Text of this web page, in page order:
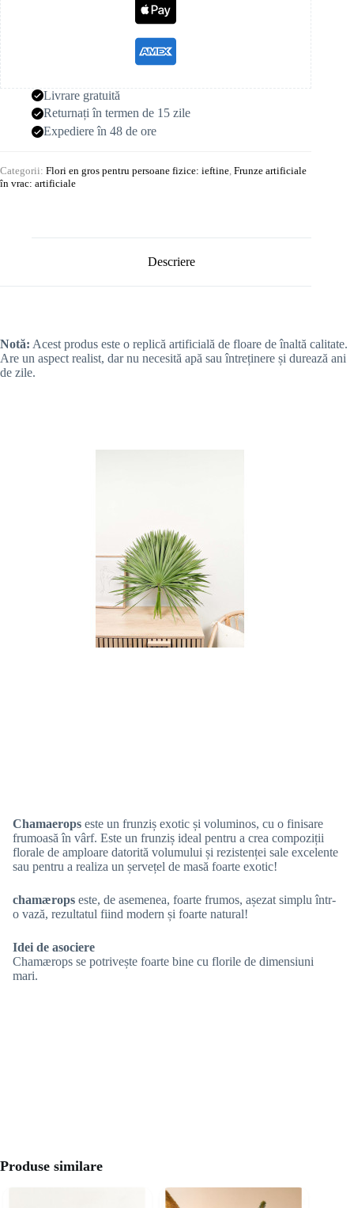
Livrare gratuită
Returnați în termen de 15 zile
Expediere în 48 de ore
Categorii: Flori en gros pentru persoane fizice: ieftine, Frunze artificiale
în vrac: artificiale
Descriere
Notă: Acest produs este o replică artificială de floare de înaltă calitate.
Are un aspect realist, dar nu necesită apă sau întreținere și durează ani
de zile.
Chamaerops este un frunziș exotic și voluminos, cu o finisare
frumoasă în vârf. Este un frunziș ideal pentru a crea compoziții
florale de amploare datorită volumului și rezistenței sale excelente
sau pentru a realiza un șervețel de masă foarte exotic!
chamærops este, de asemenea, foarte frumos, așezat simplu într-
o vază, rezultatul fiind modern și foarte natural!
Idei de asociere
Chamærops se potrivește foarte bine cu florile de dimensiuni
mari.
Produse similare